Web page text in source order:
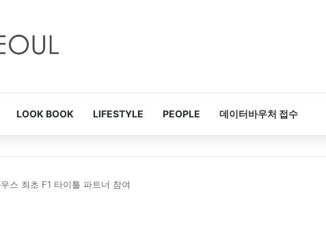
LOOK BOOK LIFESTYLE PEOPLE 데이터바우처 접수
스 최초 F1 타이틀 파트너 참여